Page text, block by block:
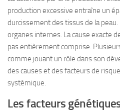
production excessive entraîne un
durcissement des tissus de la peau.
organes internes. La cause exacte
pas entièrement comprise.
comme jouant un rôle dans son
des causes et des facteurs de
systémique.
Les facteurs